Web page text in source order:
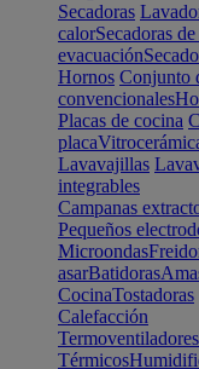
Secadoras
calorSecadoras
evacuación
Hornos Conjunto
convencionales
Placas de cocina
placa
Lavavajillas
integrables
Campanas
Pequeños
Microondas
asarBatidoras
CocinaTostadoras
Calefacción
Termoventiladores
Térmicos